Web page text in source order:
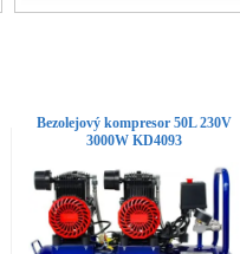
Bezolejový kompresor 50L 230V
3000W KD4093